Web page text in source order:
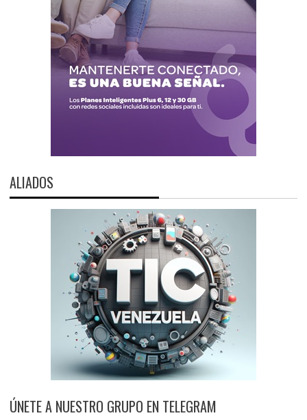
ALIADOS
ÚNETE A NUESTRO GRUPO EN TELEGRAM